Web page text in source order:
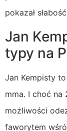
pokazał
Jan
typy na
Jan Kempisty
mma. I choć na
możliwości
faworytem